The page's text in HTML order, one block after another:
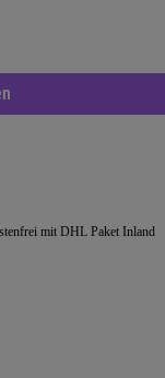
mit DHL Paket Inland